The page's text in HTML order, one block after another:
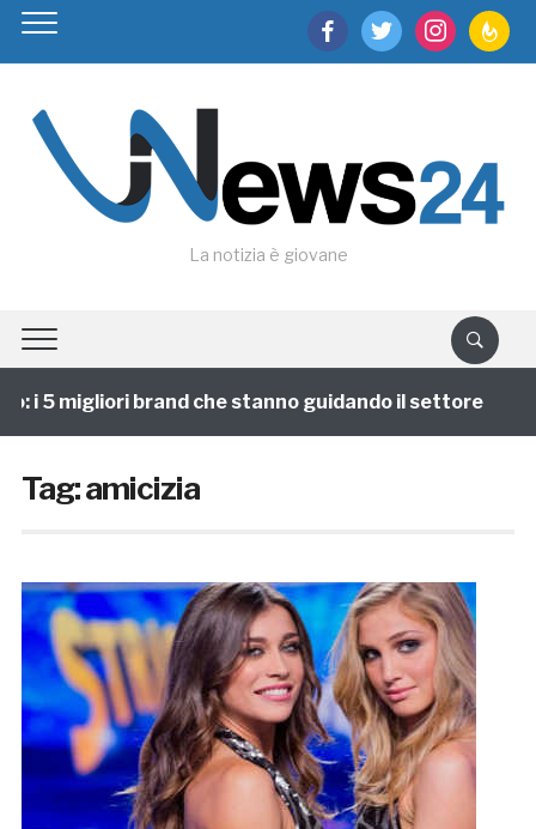
facebooktwitter instagram
La notizia è giovane
5 migliori brand che stanno guidando il settore
Tag:amicizia